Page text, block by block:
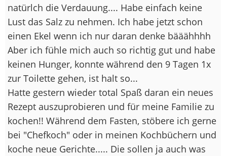
natürlch die Verdauung.... Habe einfach keine
Lust das Salz zu nehmen. Ich habe jetzt schon
einen Ekel wenn ich nur daran denke bääähhhh
Aber ich fühle mich auch so richtig gut und habe
keinen Hunger, konnte während den 9 Tagen 1x
zur Toilette gehen, ist halt so...
Hatte gestern wieder total Spaß daran ein neues
Rezept auszuprobieren und für meine Familie zu
kochen!! Während dem Fasten, stöbere ich gerne
bei "Chefkoch" oder in meinen Kochbüchern und
koche neue Gerichte..... Die sollen ja auch was